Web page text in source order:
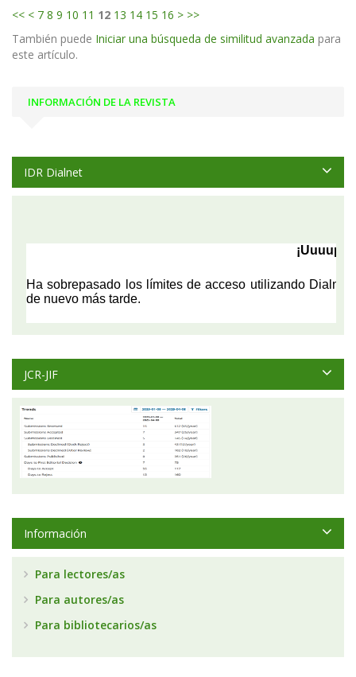
<< < 7 8 9 10 11 12 13 14 15 16 > >>
También puede Iniciar una búsqueda de similitud avanzada para
este artículo.
INFORMACIÓN DE LA REVISTA
IDR Dialnet
JCR-JIF
Información
Para lectores/as
Para autores/as
Para bibliotecarios/as